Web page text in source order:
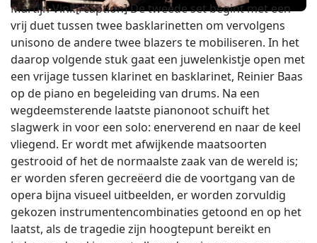
Martijn Vink[/caption] De tweede set begint met een
vrij duet tussen twee basklarinetten om vervolgens
unisono de andere twee blazers te mobiliseren. In het
daarop volgende stuk gaat een juwelenkistje open met
een vrijage tussen klarinet en basklarinet, Reinier Baas
op de piano en begeleiding van drums. Na een
wegdeemsterende laatste pianonoot schuift het
slagwerk in voor een solo: enerverend en naar de keel
vliegend. Er wordt met afwijkende maatsoorten
gestrooid of het de normaalste zaak van de wereld is;
er worden sferen gecreëerd die de voortgang van de
opera bijna visueel uitbeelden, er worden zorvuldig
gekozen instrumentencombinaties getoond en op het
laatst, als de tragedie zijn hoogtepunt bereikt en